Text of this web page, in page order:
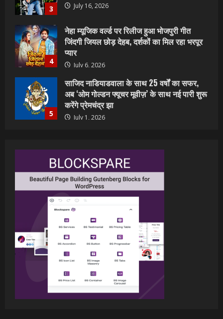
4
5
साजिद नाडियाडवाला के साथ 25 वर्षों का सफर,
अब ‘ओम गोल्डन फ्यूचर मूवीज़’ के साथ नई पारी शुरू
करेंगे प्रेमचंद्र झा
July 1, 2026
1
शिवानी सिंह का नया बोलबम गीत तोहरे के मांगिला
जानु हुआ रिलीज, दर्शकों का मिल रहा भरपूर प्यार
July 23, 2026
2
शूटिंग
July 20, 2026
पवन सिंह का बॉलीवुड में महाधमाका, ‘सिर्फ आपके’
की शूटिंग लखनऊ और भोपाल में हुई पूरी”
नेहा म्यूजिक वर्ल्ड पर रिलीज हुआ भोजपुरी गीत
जिंदगी जियल छोड़ देहब, दर्शकों का मिल रहा भरपूर
प्यार
July 6, 2026